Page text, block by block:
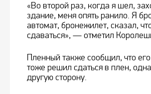
«Во второй раз, когда я шел,
здание, меня опять ранило. Я
автомат, бронежилет, сказал,
сдаваться», — отметил
Пленный также сообщил, что
тоже решил сдаться в плен,
другую сторону.